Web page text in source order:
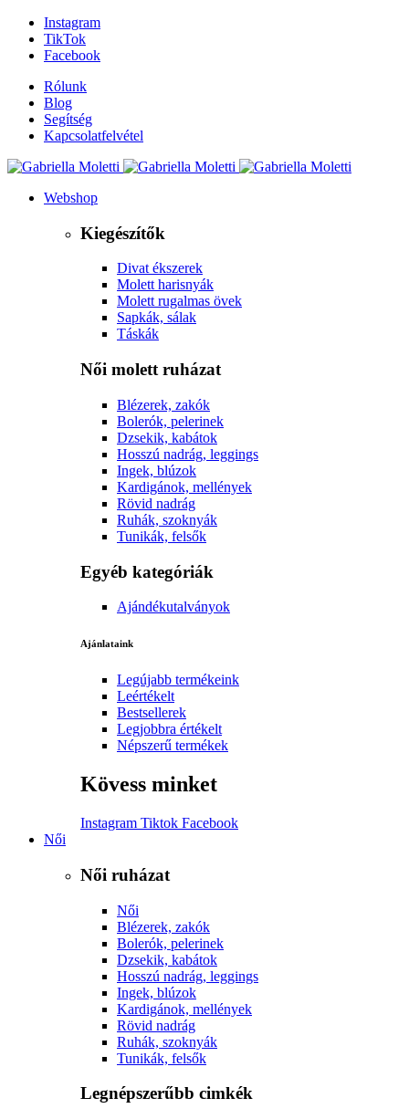
Instagram
TikTok
Facebook
Rólunk
Blog
Segítség
Kapcsolatfelvétel
Webshop
Kiegészítők
Divat ékszerek
Molett harisnyák
Molett rugalmas övek
Sapkák, sálak
Táskák
Női molett ruházat
Blézerek, zakók
Bolerók, pelerinek
Dzsekik, kabátok
Hosszú nadrág, leggings
Ingek, blúzok
Kardigánok, mellények
Rövid nadrág
Ruhák, szoknyák
Tunikák, felsők
Egyéb kategóriák
Ajándékutalványok
Ajánlataink
Legújabb termékeink
Leértékelt
Bestsellerek
Legjobbra értékelt
Népszerű termékek
Kövess minket
Instagram Tiktok Facebook
Női
Női ruházat
Női
Blézerek, zakók
Bolerók, pelerinek
Dzsekik, kabátok
Hosszú nadrág, leggings
Ingek, blúzok
Kardigánok, mellények
Rövid nadrág
Ruhák, szoknyák
Tunikák, felsők
Legnépszerűbb cimkék